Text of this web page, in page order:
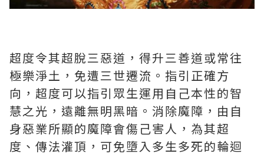
超度令其超脫三惡道，得升三善道或常往
極樂淨土，免遭三世遷流。指引正確方
向，超度可以指引眾生運用自己本性的智
慧之光，遠離無明黑暗。消除魔障，由自
身惡業所顯的魔障會傷己害人，為其超
度、傳法灌頂，可免墮入多生多死的輪迴